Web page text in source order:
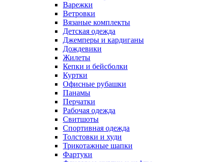
Варежки
Ветровки
Вязаные комплекты
Детская одежда
Джемперы и кардиганы
Дождевики
Жилеты
Кепки и бейсболки
Куртки
Офисные рубашки
Панамы
Перчатки
Рабочая одежда
Свитшоты
Спортивная одежда
Толстовки и худи
Трикотажные шапки
Фартуки